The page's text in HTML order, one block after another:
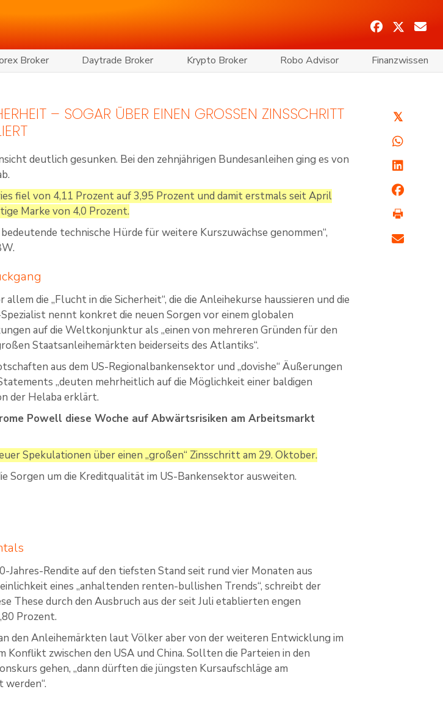
Broker Daytrade Broker Krypto Broker Robo Advisor Finanzwissen
– SOGAR ÜBER EINEN GROSSEN ZINSSCHRITT I
deutlich gesunken. Bei den zehnjährigen Bundesanleihen ging es von
fiel von 4,11 Prozent auf 3,95 Prozent und damit erstmals seit April
Marke von 4,0 Prozent.
technische Hürde für weitere Kurszuwächse genommen“,
die „Flucht in die Sicherheit“, die die Anleihekurse haussieren und die
nennt konkret die neuen Sorgen vor einem globalen
auf die Weltkonjunktur als „einen von mehreren Gründen für den
Staatsanleihemärkten beiderseits des Atlantiks“.
aus dem US-Regionalbankensektor und „dovishe“ Äußerungen
„deuten mehrheitlich auf die Möglichkeit einer baldigen
der Helaba erklärt.
Powell diese Woche auf Abwärtsrisiken am Arbeitsmarkt
Spekulationen über einen „großen“ Zinsschritt am 29. Oktober.
Sorgen um die Kreditqualität im US-Bankensektor ausweiten.
Jahres-Rendite auf den tiefsten Stand seit rund vier Monaten aus
eines „anhaltenden renten-bullishen Trends“, schreibt der
These durch den Ausbruch aus der seit Juli etablierten engen
Prozent.
den Anleihemärkten laut Völker aber von der weiteren Entwicklung im
Konflikt zwischen den USA und China. Sollten die Parteien in den
gehen, „dann dürften die jüngsten Kursaufschläge am
𝕏